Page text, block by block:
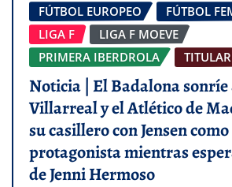
FÚTBOL EUROPEO
FÚTBOL
LIGA F
LIGA F MOEVE
PRIMERA IBERDROLA
Noticia | El Badalona sonríe
Villarreal y el Atlético de
su casillero con Jensen como
protagonista mientras
de Jenni Hermoso